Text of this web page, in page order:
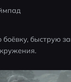
быструю